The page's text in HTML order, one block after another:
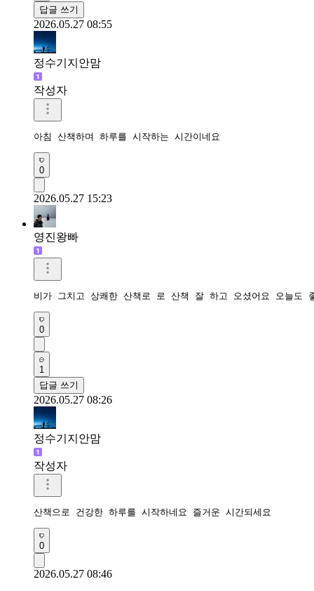
답글 쓰기
2026.05.27 08:55
정수기지안맘
작성자
아침 산책하며 하루를 시작하는 시간이네요
0
2026.05.27 15:23
영진왕빠
비가 그치고 상쾌한 산책로 로 산책 잘 하고 오셨어요 오늘도
0
1
답글 쓰기
2026.05.27 08:26
정수기지안맘
작성자
산책으로 건강한 하루를 시작하네요 즐거운 시간되세요
0
2026.05.27 08:46